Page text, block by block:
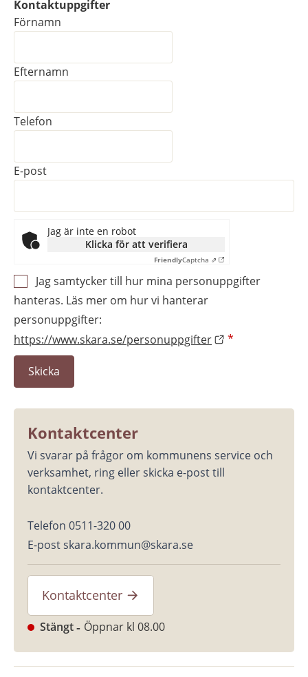
Kontaktuppgifter
Kontaktuppgifter
Förnamn
Efternamn
Telefon
E-post
Jag är inte en robot
Klicka för att verifiera
FriendlyCaptcha ⇗
Jag samtycker till hur mina personuppgifter
hanteras. Läs mer om hur vi hanterar
personuppgifter:
https://www.skara.se/personuppgifter
*
Kontaktcenter
Vi svarar på frågor om kommunens service och
verksamhet, ring eller skicka e-post till
kontaktcenter.
Telefon 0511-320 00
E-post skara.kommun@skara.se
Kontaktcenter
Stängt Öppnar kl 08.00